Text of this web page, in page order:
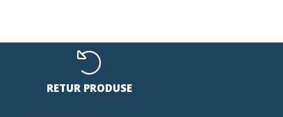
RETUR PRODUSE